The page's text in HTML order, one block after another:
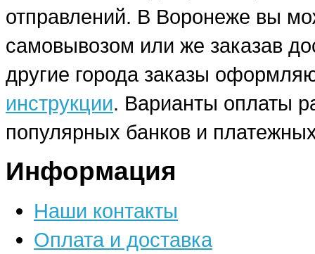
отправлений. В Воронеже вы
самовывозом или же заказав
другие города заказы
инструкции. Варианты оплаты
популярных банков и
Информация
Наши контакты
Оплата и доставка